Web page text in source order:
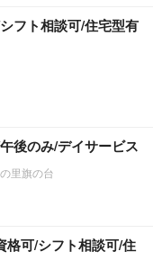
フト相談可/住宅型有
後のみ/デイサービス
里旗の台
格可/シフト相談可/住